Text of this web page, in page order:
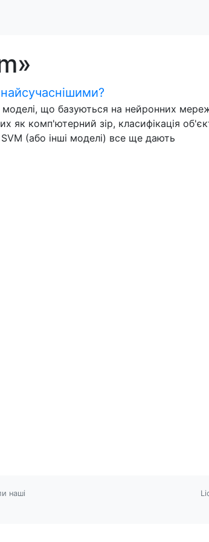
моделі, що базуються на нейронних
як комп'ютерний зір, класифікація
(або інші моделі) все ще дають
наші